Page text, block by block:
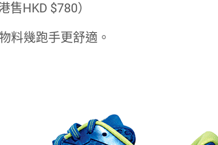
售HKD $780）
料幾跑手更舒適。